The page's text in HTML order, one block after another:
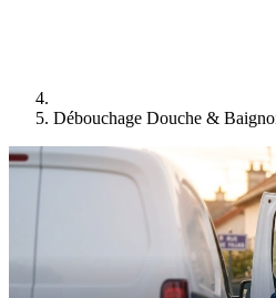
Débouchage Douche &